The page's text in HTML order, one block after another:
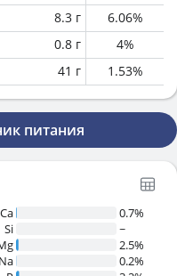
8.3 г 6.06%
0.8 г 4%
41 г 1.53%
питания
Ca
0.7%
Si
~
2.5%
Na
0.2%